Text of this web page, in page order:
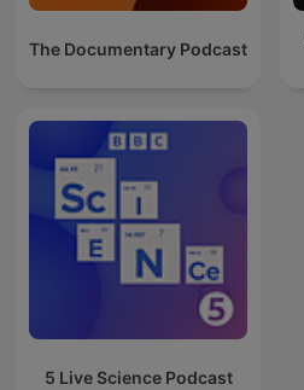
The Documentary Podcast
5 Live Science Podcast